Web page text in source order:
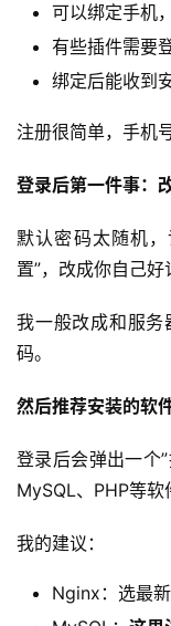
可以绑定手机
有些插件需要
绑定后能收到
注册很简单，手机
登录后第一件事：
默认密码太随机
置”，改成你自己好
我一般改成和服
码。
然后推荐安装的软件
登录后会弹出一个
MySQL、PHP等软
我的建议：
Nginx：选最新